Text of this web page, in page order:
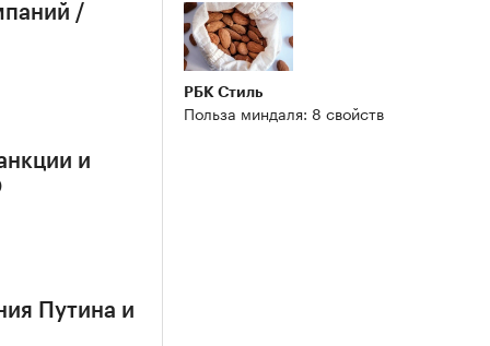
/
и
Путина и
РБК Стиль
Польза миндаля: 8 свойств